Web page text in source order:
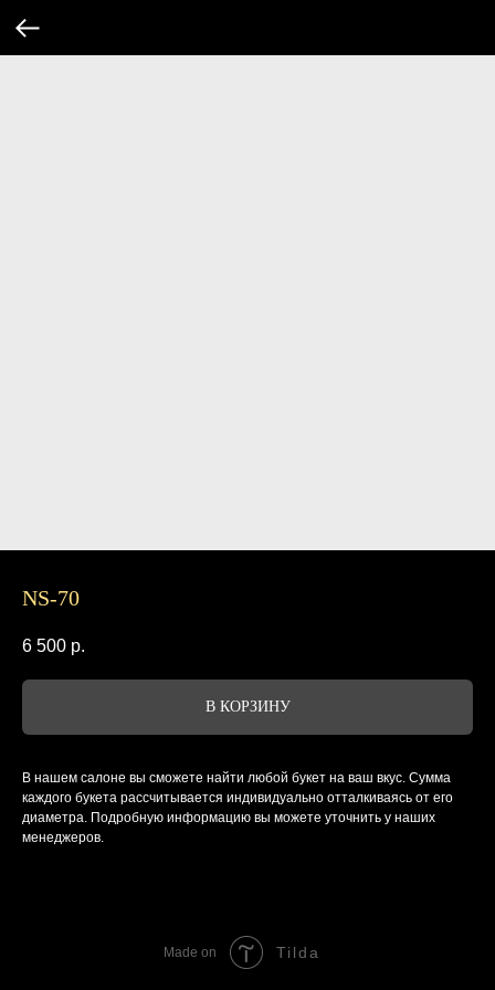
NS-70
6 500 р.
В КОРЗИНУ
В нашем салоне вы сможете найти любой букет на ваш вкус. Сумма
каждого букета рассчитывается индивидуально отталкиваясь от его
диаметра. Подробную информацию вы можете уточнить у наших
менеджеров.
Made on Tilda